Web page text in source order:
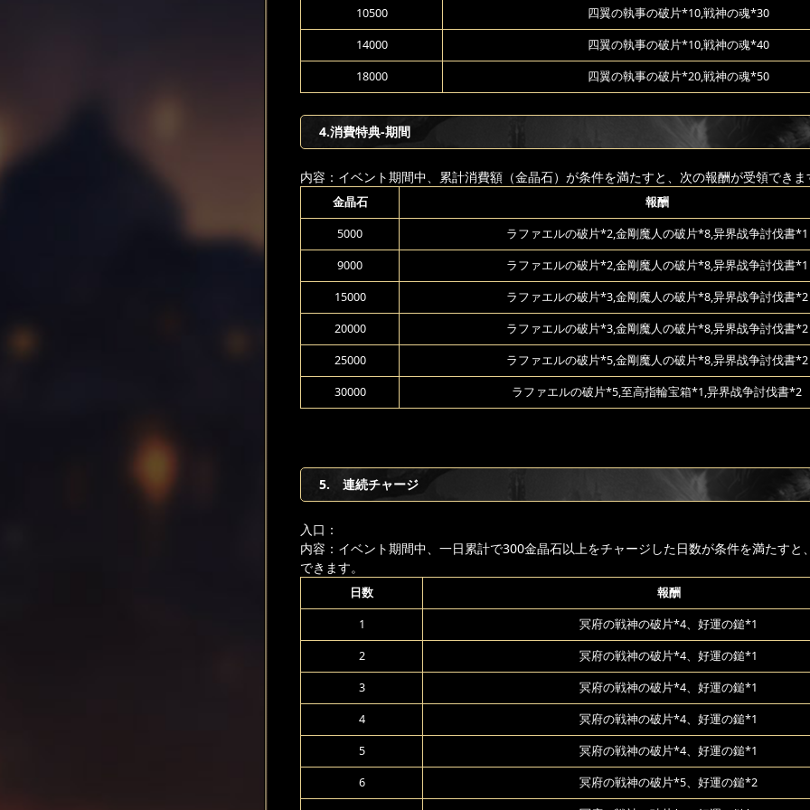
10500 四翼の執事の破片*10,戦神の魂*30
14000 四翼の執事の破片*10,戦神の魂*40
18000 四翼の執事の破片*20,戦神の魂*50
4.消費特典-期間
内容：イベント期間中、累計消費額（金晶石）が条件を満たすと、次の報酬が受領できま
金晶石 報酬
5000 ラファエルの破片*2,金剛魔人の破片*8,异界战争討伐書*1
9000 ラファエルの破片*2,金剛魔人の破片*8,异界战争討伐書*1
15000 ラファエルの破片*3,金剛魔人の破片*8,异界战争討伐書*2
20000 ラファエルの破片*3,金剛魔人の破片*8,异界战争討伐書*2
25000 ラファエルの破片*5,金剛魔人の破片*8,异界战争討伐書*2
30000 ラファエルの破片*5,至高指輪宝箱*1,异界战争討伐書*2
5. 連続チャージ
入口：
内容：イベント期間中、一日累計で300金晶石以上をチャージした日数が条件を満たすと
できます。
日数 報酬
1 冥府の戦神の破片*4、好運の鎚*1
2 冥府の戦神の破片*4、好運の鎚*1
3 冥府の戦神の破片*4、好運の鎚*1
4 冥府の戦神の破片*4、好運の鎚*1
5 冥府の戦神の破片*4、好運の鎚*1
6 冥府の戦神の破片*5、好運の鎚*2